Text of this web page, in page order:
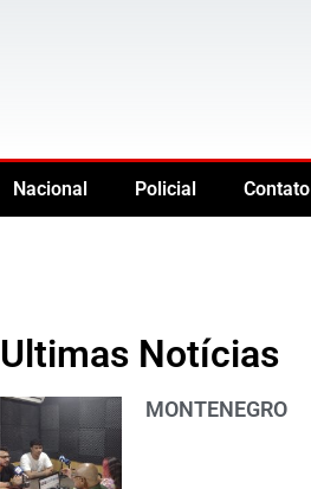
Nacional Policial Contato
Ultimas Notícias
MONTENEGRO